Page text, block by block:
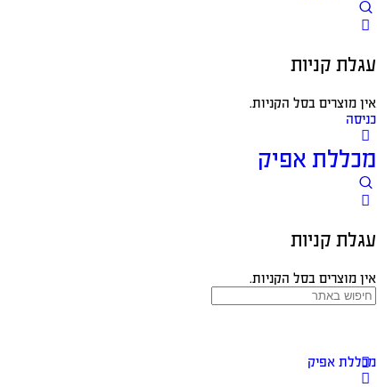
עגלת קניות
אין מוצרים בסל הקניות.
כניסה
מכללת אפיק
עגלת קניות
אין מוצרים בסל הקניות.
מכללת אפיק